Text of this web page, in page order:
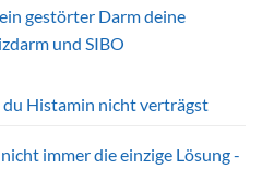
gestörter Darm deine
und SIBO
Histamin nicht verträgst
immer die einzige Lösung -